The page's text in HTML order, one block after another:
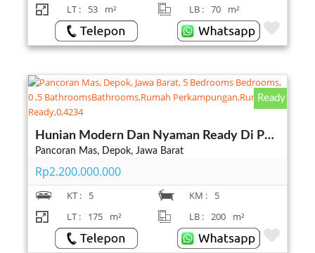
LT :
53 m² LB : 70 m²
Ready
Hunian Modern Dan Nyaman Ready Di Pancoran Mas Depok
Pancoran Mas, Depok, Jawa Barat
Rp2.200.000.000
KT : 5 KM :
5
LT :
175 m² LB : 200 m²